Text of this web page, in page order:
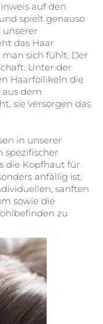
auf den
spielt genauso
unserer
das Haar
sich fühlt. Der
Unter der
Haarfollikeln die
dem
sie versorgen das
in unserer
spezifischer
die Kopfhaut für
anfällig ist.
sanften
sowie die
zu